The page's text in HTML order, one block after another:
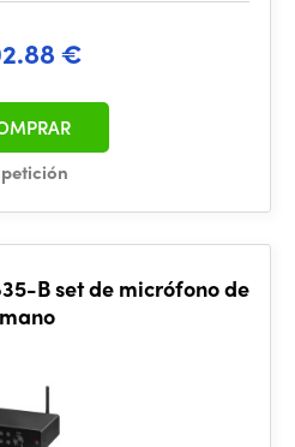
€
B set de micrófono de
mano